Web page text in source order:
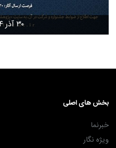
۳۰ آذر ۱۴۰۴
بخش های اصلی
خبرنما
ویژه نگار